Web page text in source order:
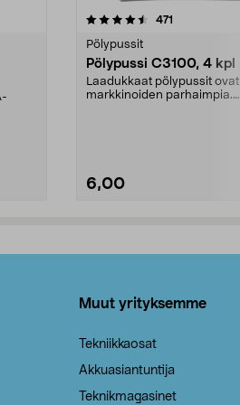
471
Pölypussit
Pölypussi C3100, 4 kpl
Laadukkaat pölypussit ovat
markkinoiden parhaimpia.
6,00
4.5viidestä
Muut yrityksemme
Tekniikkaosat
Akkuasiantuntija
Teknikmagasinet